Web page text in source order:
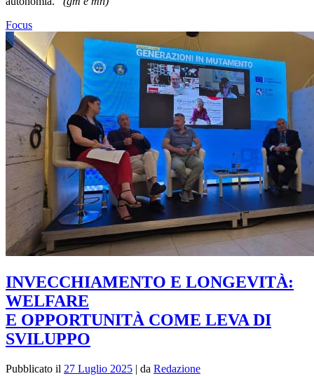
Focus
INVECCHIAMENTO E LONGEVITÀ:
WELFARE
E OPPORTUNITÀ COME LEVA DI
SVILUPPO
Pubblicato il 27 Luglio 2025 | da Redazione